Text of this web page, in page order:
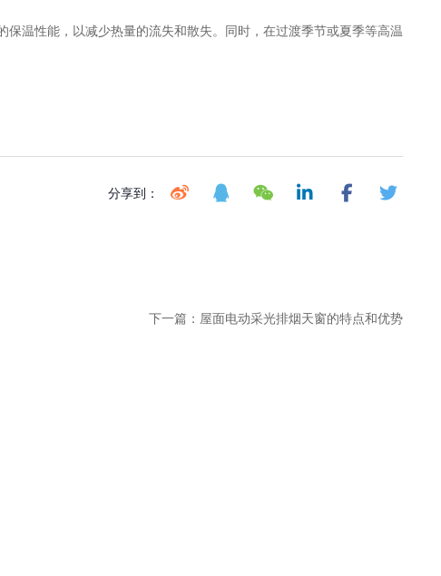
温性能，以减少热量的流失和散失。同时，在过渡季节或夏季等高温
分享到：
下一篇： 屋面电动采光排烟天窗的特点和优势